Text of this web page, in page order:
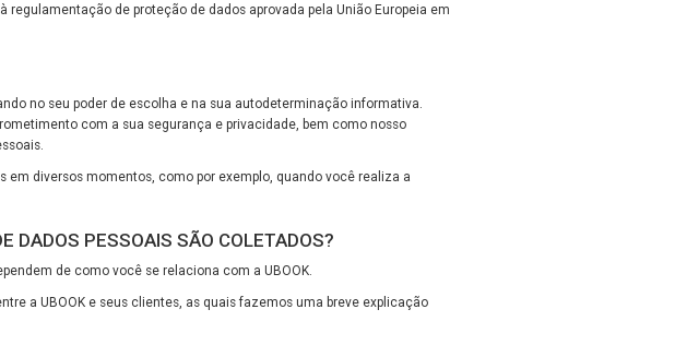
regulamentação de proteção de dados aprovada pela União Europeia em
no seu poder de escolha e na sua autodeterminação informativa.
com a sua segurança e privacidade, bem como nosso
diversos momentos, como por exemplo, quando você realiza a
DADOS PESSOAIS SÃO COLETADOS?
de como você se relaciona com a UBOOK.
a UBOOK e seus clientes, as quais fazemos uma breve explicação